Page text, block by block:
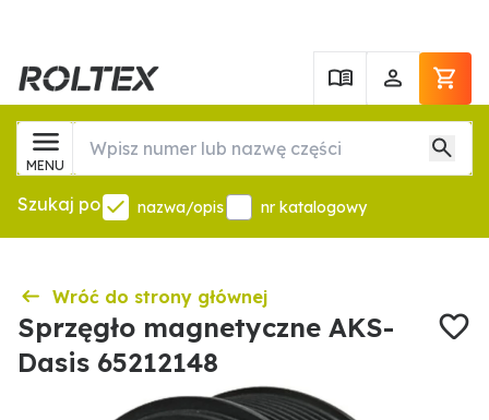
MENU
Szukaj po nazwa/opis nr katalogowy
Wróć do strony głównej
Sprzęgło magnetyczne AKS-
Dasis 65212148